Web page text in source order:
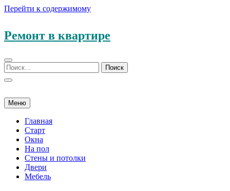
Перейти к содержимому
Ремонт в квартире
Меню
Главная
Старт
Окна
На пол
Стены и потолки
Двери
Мебель